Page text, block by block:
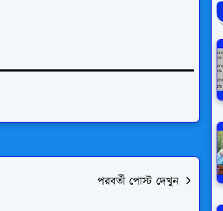
পরবর্তী পোস্ট দেখুন